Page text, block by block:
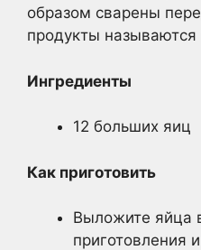
образом сварены
продукты называются
Ингредиенты
12 больших яиц
Как приготовить
Выложите яйца
приготовления